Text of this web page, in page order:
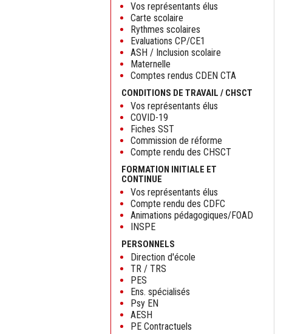
Vos représentants élus
Carte scolaire
Rythmes scolaires
Evaluations CP/CE1
ASH / Inclusion scolaire
Maternelle
Comptes rendus CDEN CTA
CONDITIONS DE TRAVAIL / CHSCT
Vos représentants élus
COVID-19
Fiches SST
Commission de réforme
Compte rendu des CHSCT
FORMATION INITIALE ET
CONTINUE
Vos représentants élus
Compte rendu des CDFC
Animations pédagogiques/FOAD
INSPE
PERSONNELS
Direction d'école
TR / TRS
PES
Ens. spécialisés
Psy EN
AESH
PE Contractuels